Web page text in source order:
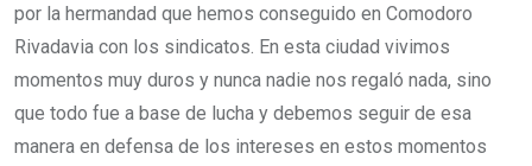
por la hermandad que hemos conseguido en Comodoro
Rivadavia con los sindicatos. En esta ciudad vivimos
momentos muy duros y nunca nadie nos regaló nada, sino
que todo fue a base de lucha y debemos seguir de esa
manera en defensa de los intereses en estos momentos